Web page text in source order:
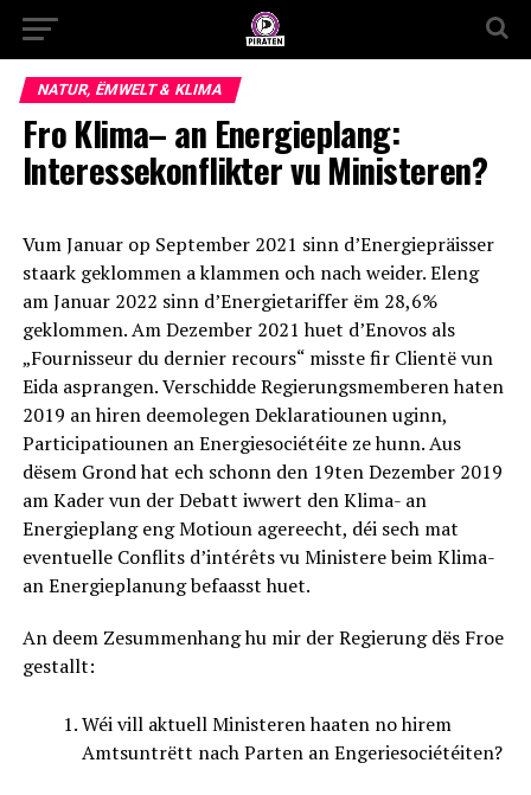
NATUR, ËMWELT & KLIMA
Fro Klima– an Energieplang:
Interessekonflikter vu Ministeren?
Vum Januar op September 2021 sinn d’Energiepräisser
staark geklommen a klammen och nach weider. Eleng
am Januar 2022 sinn d’Energietariffer ëm 28,6%
geklommen. Am Dezember 2021 huet d’Enovos als
„Fournisseur du dernier recours“ misste fir Clientë vun
Eida asprangen. Verschidde Regierungsmemberen haten
2019 an hiren deemolegen Deklaratiounen uginn,
Participatiounen an Energiesociétéite ze hunn. Aus
dësem Grond hat ech schonn den 19ten Dezember 2019
am Kader vun der Debatt iwwert den Klima- an
Energieplang eng Motioun agereecht, déi sech mat
eventuelle Conflits d’intérêts vu Ministere beim Klima-
an Energieplanung befaasst huet.
An deem Zesummenhang hu mir der Regierung dës Froe
gestallt:
Wéi vill aktuell Ministeren haaten no hirem
Amtsuntrëtt nach Parten an Engeriesociétéiten?